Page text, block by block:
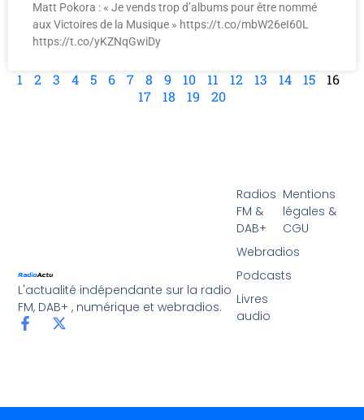
Matt Pokora : « Je vends trop d’albums pour être nommé
aux Victoires de la Musique » https://t.co/mbW26eI60L
https://t.co/yKZNqGwiDy
1 2 3 4 5 6 7 8 9 10 11 12 13 14 15
16
17
18 19 20
L'actualité indépendante sur la radio
FM, DAB+ , numérique et webradios.
Radios
FM &
DAB+
Webradios
Podcasts
Livres
audio
Mentions
légales &
CGU